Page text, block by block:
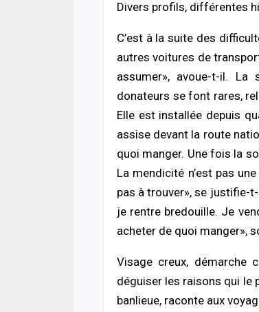
Divers profils, différentes
C’est à la suite des
autres voitures de
assumer», avoue-t-il. La
donateurs se font rares,
Elle est installée depuis
assise devant la route
quoi manger. Une fois la
La mendicité n’est pas
pas à trouver», se justifie-
je rentre bredouille. Je
acheter de quoi manger»,
Visage creux, démarche
déguiser les raisons qui le
banlieue, raconte aux